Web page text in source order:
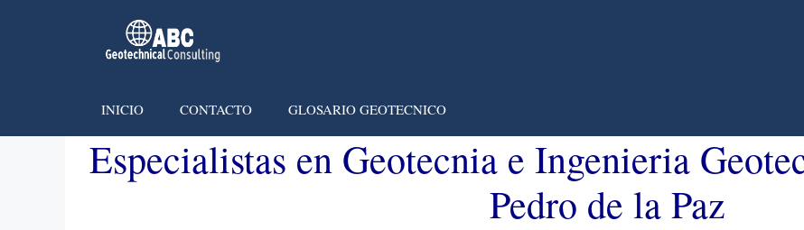
INICIO CONTACTO GLOSARIO GEOTECNICO
Especialistas en Geotecnia e Ingenieria
Pedro de la Paz